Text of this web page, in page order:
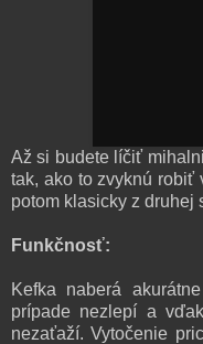
Až si budete líčiť
tak, ako to zvyknú robiť
potom klasicky z druhej
Funkčnosť:
Kefka naberá
prípade nezlepí a
nezaťaží. Vytočenie